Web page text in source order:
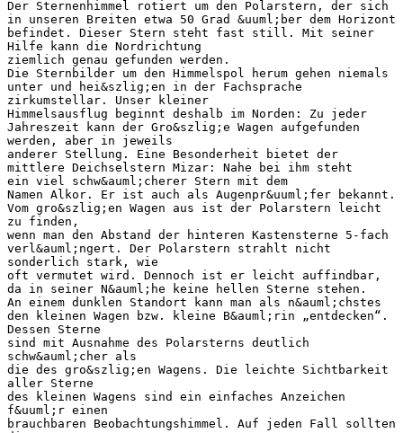
Der Sternenhimmel rotiert um den Polarstern, der sich
in unseren Breiten etwa 50 Grad &uuml;ber dem Horizont
befindet. Dieser Stern steht fast still. Mit seiner
Hilfe kann die Nordrichtung
ziemlich genau gefunden werden.
Die Sternbilder um den Himmelspol herum gehen niemals
unter und hei&szlig;en in der Fachsprache
zirkumstellar. Unser kleiner
Himmelsausflug beginnt deshalb im Norden: Zu jeder
Jahreszeit kann der Gro&szlig;e Wagen aufgefunden
werden, aber in jeweils
anderer Stellung. Eine Besonderheit bietet der
mittlere Deichselstern Mizar: Nahe bei ihm steht
ein viel schw&auml;cherer Stern mit dem
Namen Alkor. Er ist auch als Augenpr&uuml;fer bekannt.
Vom gro&szlig;en Wagen aus ist der Polarstern leicht
zu finden,
wenn man den Abstand der hinteren Kastensterne 5-fach
verl&auml;ngert. Der Polarstern strahlt nicht
sonderlich stark, wie
oft vermutet wird. Dennoch ist er leicht auffindbar,
da in seiner N&auml;he keine hellen Sterne stehen.
An einem dunklen Standort kann man als n&auml;chstes
den kleinen Wagen bzw. kleine B&auml;rin „entdecken“.
Dessen Sterne
sind mit Ausnahme des Polarsterns deutlich
schw&auml;cher als
die des gro&szlig;en Wagens. Die leichte Sichtbarkeit
aller Sterne
des kleinen Wagens sind ein einfaches Anzeichen
f&uuml;r einen
brauchbaren Beobachtungshimmel. Auf jeden Fall sollten